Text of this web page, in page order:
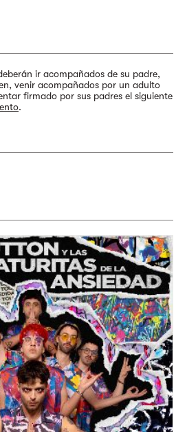
ir acompañados de su padre,
venir acompañados por un adulto
firmado por sus padres el siguiente
.